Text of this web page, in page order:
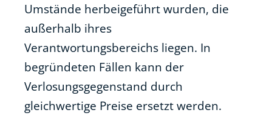
Umstände herbeigeführt wurden, die
außerhalb ihres
Verantwortungsbereichs liegen. In
begründeten Fällen kann der
Verlosungsgegenstand durch
gleichwertige Preise ersetzt werden.